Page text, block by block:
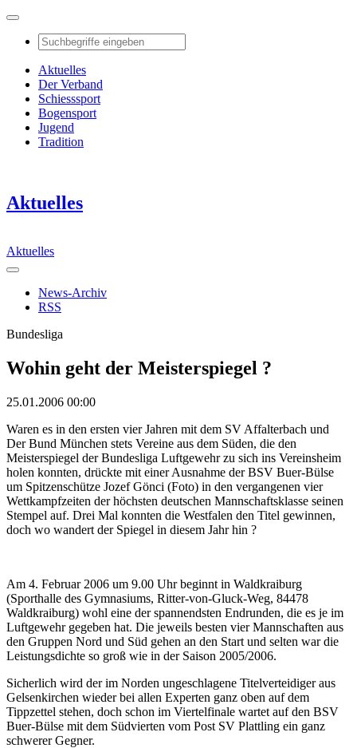
Aktuelles
Der Verband
Schiesssport
Bogensport
Jugend
Tradition
Aktuelles
Aktuelles
News-Archiv
RSS
Bundesliga
Wohin geht der Meisterspiegel ?
25.01.2006 00:00
Waren es in den ersten vier Jahren mit dem SV Affalterbach und
Der Bund München stets Vereine aus dem Süden, die den
Meisterspiegel der Bundesliga Luftgewehr zu sich ins Vereinsheim
holen konnten, drückte mit einer Ausnahme der BSV Buer-Bülse
um Spitzenschütze Jozef Gönci (Foto) in den vergangenen vier
Wettkampfzeiten der höchsten deutschen Mannschaftsklasse seinen
Stempel auf. Drei Mal konnten die Westfalen den Titel gewinnen,
doch wo wandert der Spiegel in diesem Jahr hin ?
Am 4. Februar 2006 um 9.00 Uhr beginnt in Waldkraiburg
(Sporthalle des Gymnasiums, Ritter-von-Gluck-Weg, 84478
Waldkraiburg) wohl eine der spannendsten Endrunden, die es je im
Luftgewehr gegeben hat. Die jeweils besten vier Mannschaften aus
den Gruppen Nord und Süd gehen an den Start und selten war die
Leistungsdichte so groß wie in der Saison 2005/2006.
Sicherlich wird der im Norden ungeschlagene Titelverteidiger aus
Gelsenkirchen wieder bei allen Experten ganz oben auf dem
Tippzettel stehen, doch schon im Viertelfinale wartet auf den BSV
Buer-Bülse mit dem Südvierten vom Post SV Plattling ein ganz
schwerer Gegner.